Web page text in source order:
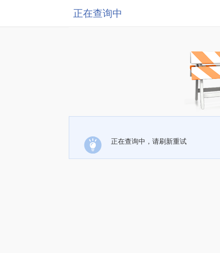
正在查询中
正在查询中，请刷新重试